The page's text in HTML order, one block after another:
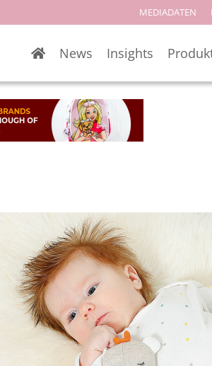
MEDIADATEN
News Insights